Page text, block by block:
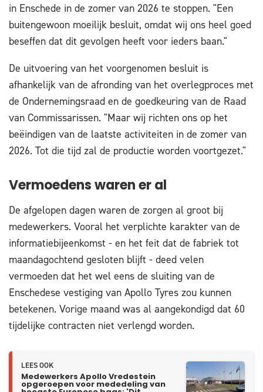
in Enschede in de zomer van 2026 te stoppen. "Een
buitengewoon moeilijk besluit, omdat wij ons heel goed
beseffen dat dit gevolgen heeft voor ieders baan."
De uitvoering van het voorgenomen besluit is
afhankelijk van de afronding van het overlegproces met
de Ondernemingsraad en de goedkeuring van de Raad
van Commissarissen. "Maar wij richten ons op het
beëindigen van de laatste activiteiten in de zomer van
2026. Tot die tijd zal de productie worden voortgezet."
Vermoedens waren er al
De afgelopen dagen waren de zorgen al groot bij
medewerkers. Vooral het verplichte karakter van de
informatiebijeenkomst - en het feit dat de fabriek tot
maandagochtend gesloten blijft - deed velen
vermoeden dat het wel eens de sluiting van de
Enschedese vestiging van Apollo Tyres zou kunnen
betekenen. Vorige maand was al aangekondigd dat 60
tijdelijke contracten niet verlengd worden.
LEES OOK
Medewerkers Apollo Vredestein
opgeroepen voor mededeling van